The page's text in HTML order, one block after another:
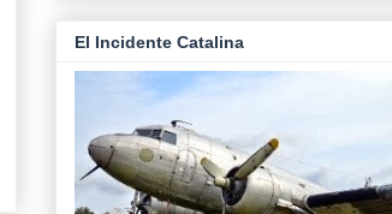
El Incidente Catalina